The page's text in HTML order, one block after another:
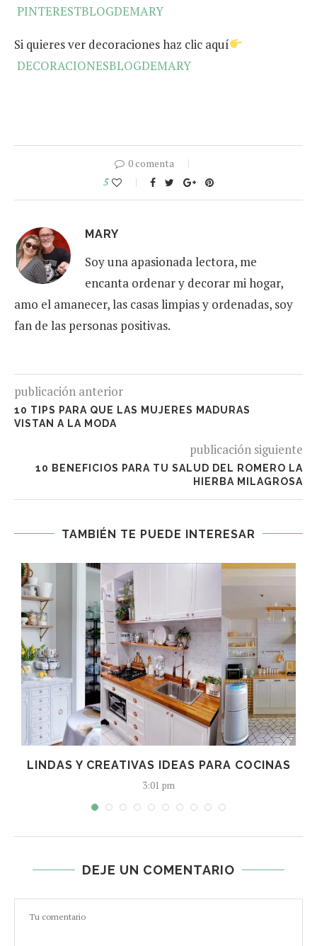
PINTERESTBLOGDEMARY
Si quieres ver decoraciones haz clic aquí
DECORACIONESBLOGDEMARY
0 comenta
5
MARY
Soy una apasionada lectora, me
encanta ordenar y decorar mi hogar,
amo el amanecer, las casas limpias y ordenadas, soy
fan de las personas positivas.
publicación anterior
10 TIPS PARA QUE LAS MUJERES MADURAS
VISTAN A LA MODA
publicación siguiente
10 BENEFICIOS PARA TU SALUD DEL ROMERO LA
HIERBA MILAGROSA
TAMBIÉN TE PUEDE INTERESAR
LINDAS Y CREATIVAS IDEAS PARA COCINAS
3:01 pm
DEJE UN COMENTARIO